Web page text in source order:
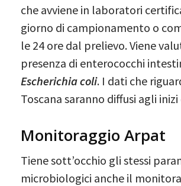
che avviene in laboratori
giorno di campionamento o
le 24 ore dal prelievo. Viene
presenza di enterococchi
Escherichia coli. I dati che
Toscana saranno diffusi agli
Monitoraggio Arpat
Tiene sott’occhio gli stessi
microbiologici anche il